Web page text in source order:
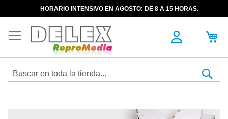
HORARIO INTENSIVO EN AGOSTO: DE 8 A 15 HORAS.